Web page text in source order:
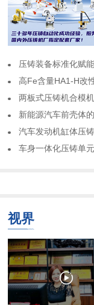
高Fe含量HA1-H改
两板式压铸机合模
新能源汽车前壳体
汽车发动机缸体压
车身一体化压铸单
视界